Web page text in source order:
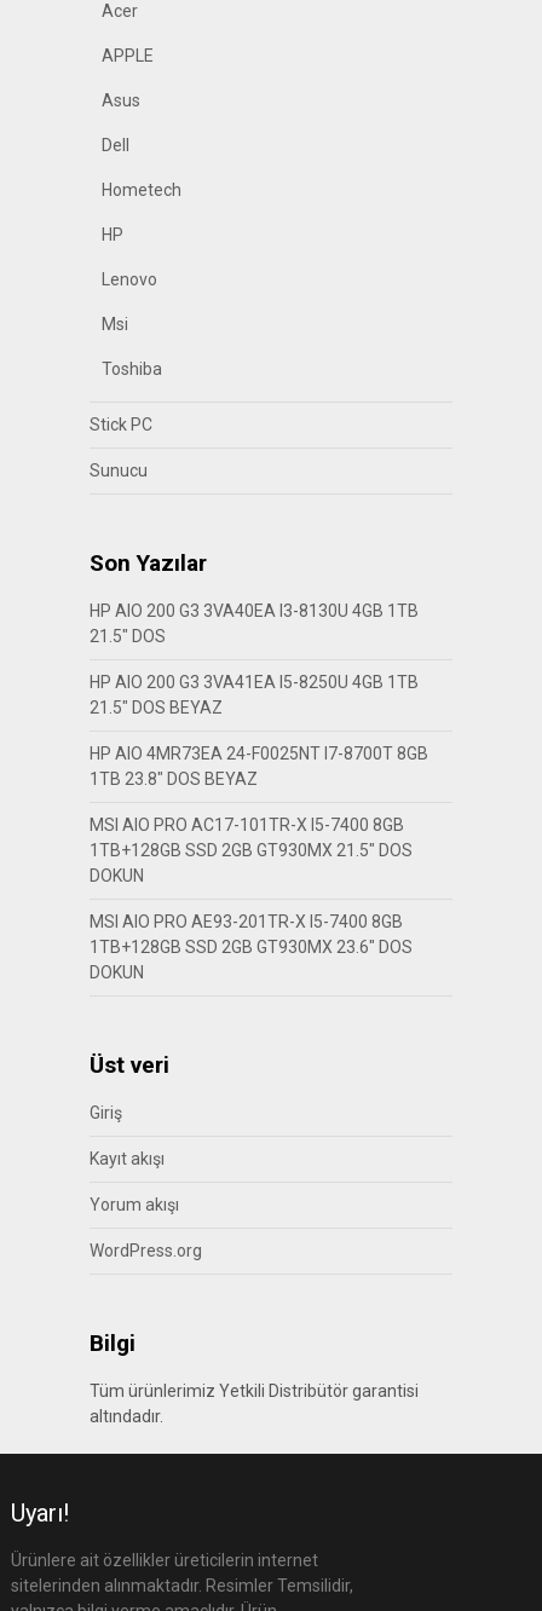
Acer
APPLE
Asus
Dell
Hometech
HP
Lenovo
Msi
Toshiba
Stick PC
Sunucu
Son Yazılar
HP AIO 200 G3 3VA40EA I3-8130U 4GB 1TB
21.5″ DOS
HP AIO 200 G3 3VA41EA I5-8250U 4GB 1TB
21.5″ DOS BEYAZ
HP AIO 4MR73EA 24-F0025NT I7-8700T 8GB
1TB 23.8″ DOS BEYAZ
MSI AIO PRO AC17-101TR-X I5-7400 8GB
1TB+128GB SSD 2GB GT930MX 21.5″ DOS
DOKUN
MSI AIO PRO AE93-201TR-X I5-7400 8GB
1TB+128GB SSD 2GB GT930MX 23.6″ DOS
DOKUN
Üst veri
Giriş
Kayıt akışı
Yorum akışı
WordPress.org
Bilgi
Tüm ürünlerimiz Yetkili Distribütör garantisi
altındadır.
Uyarı!
Ürünlere ait özellikler üreticilerin internet
sitelerinden alınmaktadır. Resimler Temsilidir,